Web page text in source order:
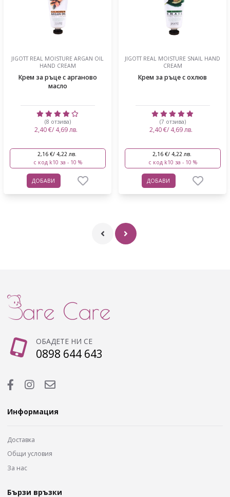
JIGOTT REAL MOISTURE ARGAN OIL
HAND CREAM
Крем за ръце с арганово
масло
(8 отзива)
2,40 €/ 4,69 лв.
2,16 €/ 4,22 лв.
с код k10 за - 10 %
ДОБАВИ
JIGOTT REAL MOISTURE SNAIL HAND
CREAM
Крем за ръце с охлюв
(7 отзива)
2,40 €/ 4,69 лв.
2,16 €/ 4,22 лв.
с код k10 за - 10 %
ДОБАВИ
ОБАДЕТЕ НИ СЕ
0898 644 643
Информация
Доставка
Общи условия
За нас
Бързи връзки